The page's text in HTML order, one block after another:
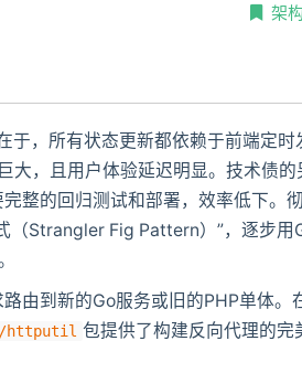
架
于，所有状态更新都依赖于前端定时
大，且用户体验延迟明显。技术债的
整的回归测试和部署，效率低下。
（Strangler Fig Pattern）”，逐步用
由到新的Go服务或旧的PHP单体。
httputil 包提供了构建反向代理的完